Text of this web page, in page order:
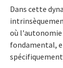
Dans cette
où
fondamental,